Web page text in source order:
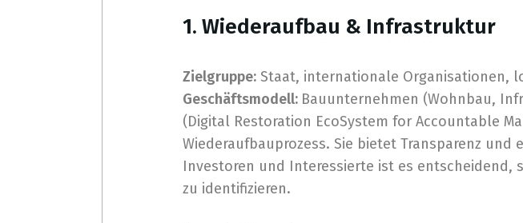
1. Wiederaufbau & Infrastruktur
Zielgruppe: Staat, internationale Organisationen,
Geschäftsmodell: Bauunternehmen (Wohnbau,
(Digital Restoration EcoSystem for Accountable
Wiederaufbauprozess. Sie bietet Transparenz
Investoren und Interessierte ist es
zu identifizieren.